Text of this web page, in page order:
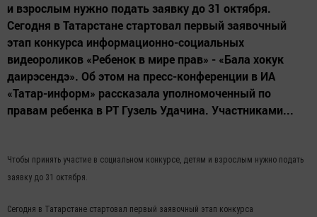
и взрослым нужно подать заявку до 31 октября.
Сегодня в Татарстане стартовал первый заявочный
этап конкурса информационно-социальных
видеороликов «Ребенок в мире прав» - «Бала хокук
даирэсендэ». Об этом на пресс-конференции в ИА
«Татар-информ» рассказала уполномоченный по
правам ребенка в РТ Гузель Удачина. Участниками...
Чтобы принять участие в социальном конкурсе, детям и взрослым нужно подать
заявку до 31 октября.
Сегодня в Татарстане стартовал первый заявочный этап конкурса